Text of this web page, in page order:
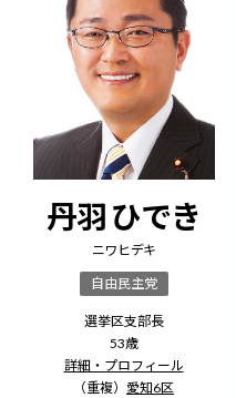
丹羽 ひでき
ニワ ヒデキ
自由民主党
選挙区支部長
53歳
詳細・プロフィール
（重複） 愛知6区